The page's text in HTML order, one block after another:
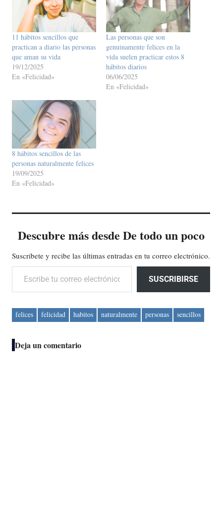
11 hábitos sencillos que
practican a diario las personas
que aman su vida
19/12/2025
En «Felicidad»
Las personas que son
genuinamente felices en la
vida suelen practicar estos 8
hábitos diarios
06/06/2025
En «Felicidad»
8 hábitos sencillos de las
personas naturalmente felices
19/09/2025
En «Felicidad»
Descubre más desde De todo un poco
Suscríbete y recibe las últimas entradas en tu correo electrónico.
Escribe tu correo electrónico…
SUSCRIBIRSE
felices felicidad habitos naturalmente personas sencillos
Deja un comentario